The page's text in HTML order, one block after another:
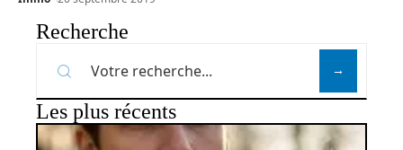
Recherche
Les plus récents